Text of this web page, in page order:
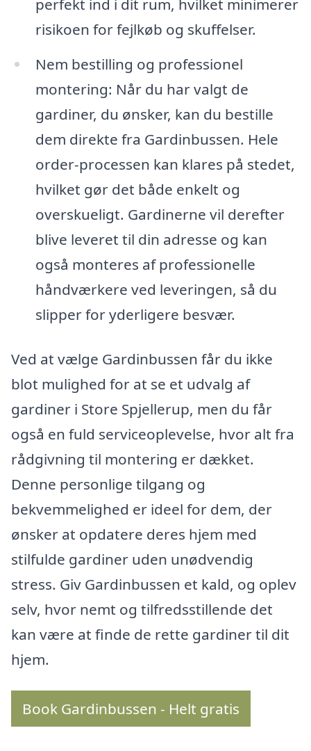
perfekt ind i dit rum, hvilket minimerer
risikoen for fejlkøb og skuffelser.
Nem bestilling og professionel
montering: Når du har valgt de
gardiner, du ønsker, kan du bestille
dem direkte fra Gardinbussen. Hele
order-processen kan klares på stedet,
hvilket gør det både enkelt og
overskueligt. Gardinerne vil derefter
blive leveret til din adresse og kan
også monteres af professionelle
håndværkere ved leveringen, så du
slipper for yderligere besvær.
Ved at vælge Gardinbussen får du ikke
blot mulighed for at se et udvalg af
gardiner i Store Spjellerup, men du får
også en fuld serviceoplevelse, hvor alt fra
rådgivning til montering er dækket.
Denne personlige tilgang og
bekvemmelighed er ideel for dem, der
ønsker at opdatere deres hjem med
stilfulde gardiner uden unødvendig
stress. Giv Gardinbussen et kald, og oplev
selv, hvor nemt og tilfredsstillende det
kan være at finde de rette gardiner til dit
hjem.
Book Gardinbussen - Helt gratis